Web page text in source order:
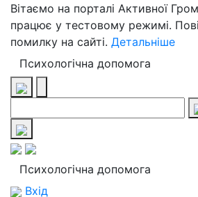
Вітаємо на порталі Активної
працює у тестовому режимі.
помилку на сайті. Детальніше
Психологічна допомога
Психологічна допомога
Вхід